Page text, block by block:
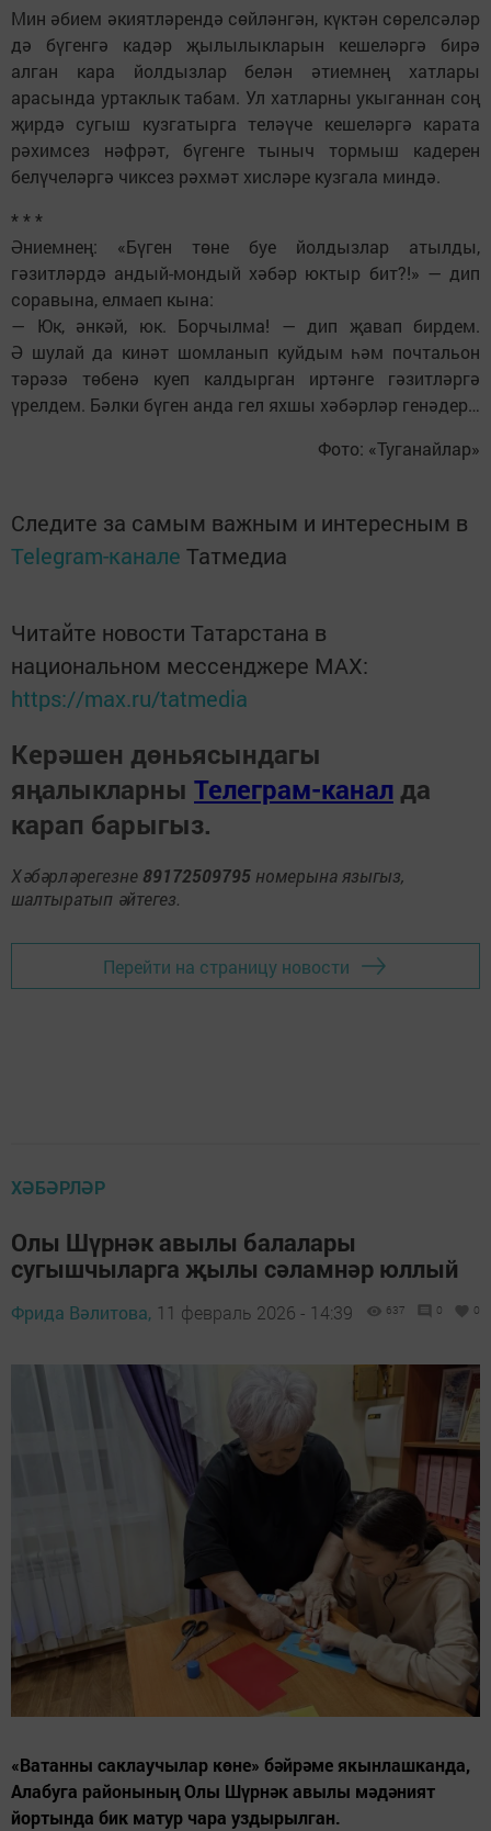
Мин әбием әкиятләрендә сөйләнгән, күктән сөрелсәләр
дә бүгенгә кадәр җылылыкларын кешеләргә бирә
алган кара йолдызлар белән әтиемнең хатлары
арасында уртаклык табам. Ул хатларны укыганнан соң
җирдә сугыш кузгатырга теләүче кешеләргә карата
рәхимсез нәфрәт, бүгенге тыныч тормыш кадерен
белүчеләргә чиксез рәхмәт хисләре кузгала миндә.
* * *
Әниемнең: «Бүген төне буе йолдызлар атылды,
гәзитләрдә андый-мондый хәбәр юктыр бит?!» — дип
соравына, елмаеп кына:
— Юк, әнкәй, юк. Борчылма! — дип җавап бирдем.
Ә шулай да кинәт шомланып куйдым һәм почтальон
тәрәзә төбенә куеп калдырган иртәнге гәзитләргә
үрелдем. Бәлки бүген анда гел яхшы хәбәрләр генәдер…
Фото: «Туганайлар»
Следите за самым важным и интересным в
Telegram-канале Татмедиа
Читайте новости Татарстана в
национальном мессенджере MАХ:
https://max.ru/tatmedia
Керәшен дөньясындагы
яңалыкларны Телеграм-канал да
карап барыгыз.
Хәбәрләрегезне 89172509795 номерына языгыз,
шалтыратып әйтегез.
Перейти на страницу новости
ХӘБӘРЛӘР
Олы Шүрнәк авылы балалары
сугышчыларга җылы сәламнәр юллый
Фрида Вәлитова, 11 февраль 2026 - 14:39 637 0 0
«Ватанны саклаучылар көне» бәйрәме якынлашканда,
Алабуга районының Олы Шүрнәк авылы мәдәният
йортында бик матур чара уздырылган.